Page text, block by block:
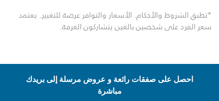
*تطبق الشروط والأحكام. الأسعار والتوافر عرضة للتغيير. يعتمد
سعر الفرد على شخصين بالغين يتشاركون الغرفة.
احصل على صفقات رائعة و عروض مرسلة إلى بريدك
مباشرة